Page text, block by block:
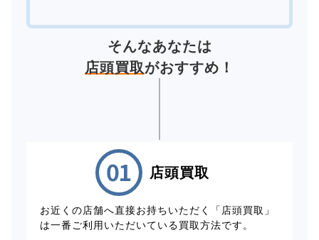
そんなあなたは
店頭買取がおすすめ！
店頭買取
お近くの店舗へ直接お持ちいただく「店頭買取」
は一番ご利用いただいている買取方法です。